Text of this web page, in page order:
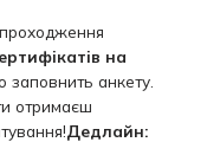
на
заповнить анкету.
отримаєш
Дедлайн: